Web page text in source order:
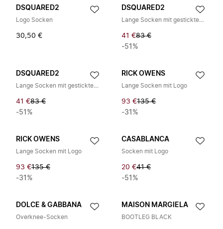
DSQUARED2
Logo Socken
30,50 €
DSQUARED2
Lange Socken mit gesticktem Logo
41 €83 €
-51%
DSQUARED2
Lange Socken mit gesticktem Logo
41 €83 €
-51%
RICK OWENS
Lange Socken mit Logo
93 €135 €
-31%
RICK OWENS
Lange Socken mit Logo
93 €135 €
-31%
CASABLANCA
Socken mit Logo
20 €41 €
-51%
DOLCE & GABBANA
Overknee-Socken
MAISON MARGIELA
BOOTLEG BLACK